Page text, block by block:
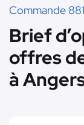
Commande
Brief
offres
à